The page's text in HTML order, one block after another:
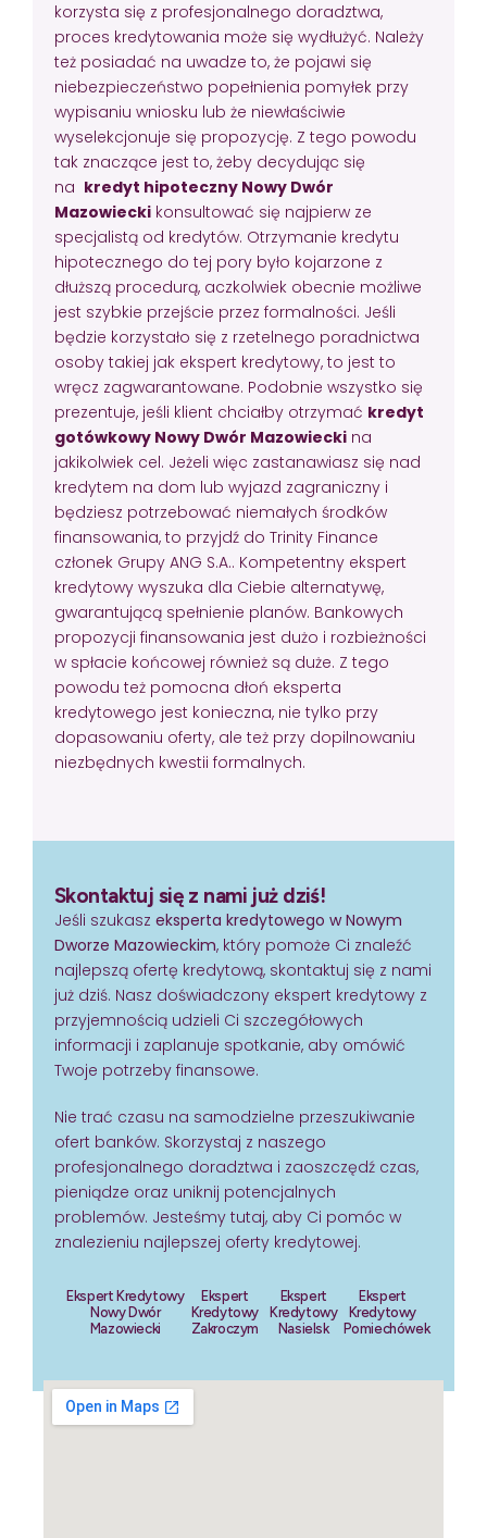
korzysta się z profesjonalnego doradztwa,
proces kredytowania może się wydłużyć. Należy
też posiadać na uwadze to, że pojawi się
niebezpieczeństwo popełnienia pomyłek przy
wypisaniu wniosku lub że niewłaściwie
wyselekcjonuje się propozycję. Z tego powodu
tak znaczące jest to, żeby decydując się
na kredyt hipoteczny Nowy Dwór
Mazowiecki konsultować się najpierw ze
specjalistą od kredytów. Otrzymanie kredytu
hipotecznego do tej pory było kojarzone z
dłuższą procedurą, aczkolwiek obecnie możliwe
jest szybkie przejście przez formalności. Jeśli
będzie korzystało się z rzetelnego poradnictwa
osoby takiej jak ekspert kredytowy, to jest to
wręcz zagwarantowane. Podobnie wszystko się
prezentuje, jeśli klient chciałby otrzymać kredyt
gotówkowy Nowy Dwór Mazowiecki na
jakikolwiek cel. Jeżeli więc zastanawiasz się nad
kredytem na dom lub wyjazd zagraniczny i
będziesz potrzebować niemałych środków
finansowania, to przyjdź do Trinity Finance
członek Grupy ANG S.A.. Kompetentny ekspert
kredytowy wyszuka dla Ciebie alternatywę,
gwarantującą spełnienie planów. Bankowych
propozycji finansowania jest dużo i rozbieżności
w spłacie końcowej również są duże. Z tego
powodu też pomocna dłoń eksperta
kredytowego jest konieczna, nie tylko przy
dopasowaniu oferty, ale też przy dopilnowaniu
niezbędnych kwestii formalnych.
Skontaktuj się z nami już dziś!
Jeśli szukasz eksperta kredytowego w Nowym
Dworze Mazowieckim, który pomoże Ci znaleźć
najlepszą ofertę kredytową, skontaktuj się z nami
już dziś. Nasz doświadczony ekspert kredytowy z
przyjemnością udzieli Ci szczegółowych
informacji i zaplanuje spotkanie, aby omówić
Twoje potrzeby finansowe.
Nie trać czasu na samodzielne przeszukiwanie
ofert banków. Skorzystaj z naszego
profesjonalnego doradztwa i zaoszczędź czas,
pieniądze oraz uniknij potencjalnych
problemów. Jesteśmy tutaj, aby Ci pomóc w
znalezieniu najlepszej oferty kredytowej.
Ekspert Kredytowy
Nowy Dwór
Mazowiecki
Ekspert
Kredytowy
Zakroczym
Ekspert
Kredytowy
Nasielsk
Ekspert
Kredytowy
Pomiechówek